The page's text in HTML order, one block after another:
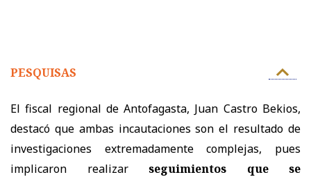
PESQUISAS
El fiscal regional de Antofagasta, Juan Castro Bekios,
destacó que ambas incautaciones son el resultado de
investigaciones extremadamente complejas, pues
implicaron realizar seguimientos que se